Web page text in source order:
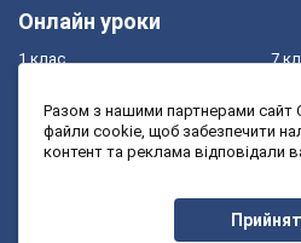
Онлайн уроки
1 клас
3 клас
7
9
Разом з нашими партнерами сайт
файли cookie, щоб забезпечити
контент та реклама відповідали